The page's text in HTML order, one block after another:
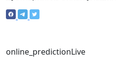
online_predictionLive